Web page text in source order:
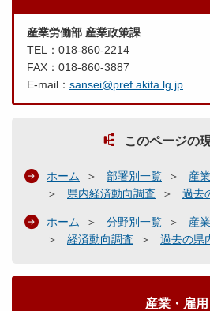
産業労働部 産業政策課
TEL：018-860-2214
FAX：018-860-3887
E-mail： sansei@pref.akita.lg.jp
このページの
ホーム 部署別一覧 産
県内経済動向調査
過去
ホーム 分野別一覧 産
経済動向調査
過去の県
産業・雇用